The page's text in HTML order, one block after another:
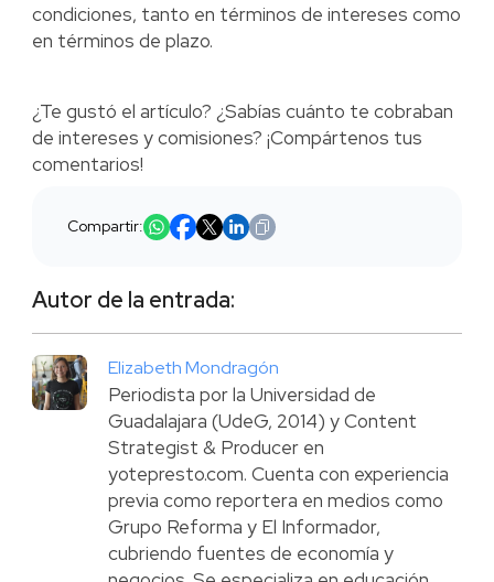
condiciones, tanto en términos de intereses como
en términos de plazo.
¿Te gustó el artículo? ¿Sabías cuánto te cobraban
de intereses y comisiones? ¡Compártenos tus
comentarios!
Compartir:
Autor de la entrada:
Elizabeth Mondragón
Periodista por la Universidad de
Guadalajara (UdeG, 2014) y Content
Strategist & Producer en
yotepresto.com. Cuenta con experiencia
previa como reportera en medios como
Grupo Reforma y El Informador,
cubriendo fuentes de economía y